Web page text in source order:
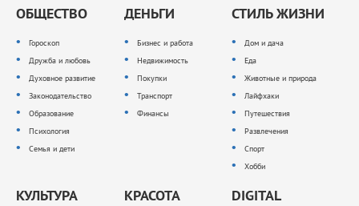
ОБЩЕСТВО
Гороскоп
Дружба и любовь
Духовное развитие
Законодательство
Образование
Психология
Семья и дети
ДЕНЬГИ
Бизнес и работа
Недвижимость
Покупки
Транспорт
Финансы
СТИЛЬ ЖИЗНИ
Дом и дача
Еда
Животные и природа
Лайфхаки
Путешествия
Развлечения
Спорт
Хобби
КУЛЬТУРА КРАСОТА DIGITAL